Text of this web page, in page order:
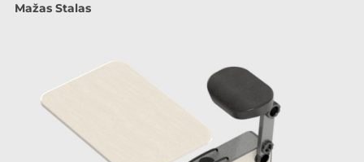
Mažas Stalas